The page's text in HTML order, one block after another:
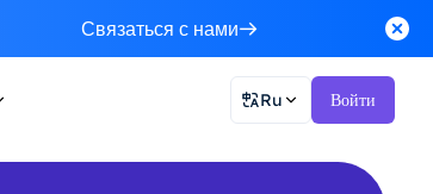
Связаться с нами
Ru Войти